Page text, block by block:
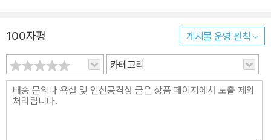
예를 들어 “새치기는 안 돼!”라는 화끈이의 대사는 진지한 표정과 단
호한 말투로, “서운한 게 있으면 얘기해줘.”라는 끄덕이의 대사는 조
심스러운 태도와 수긍하는 말투로 말하는 거예요. 생각 넓히기와 성
격 유형별 말하기 코칭까지 ‘폭력, 별명, 콤플렉스, 취향, 거절, 고집,
믿음…….’ 각 상황별 키워드와 관련해 더 생각해 볼 만한 질문을 실었
100자평 게시물 운영 원칙
카테고리